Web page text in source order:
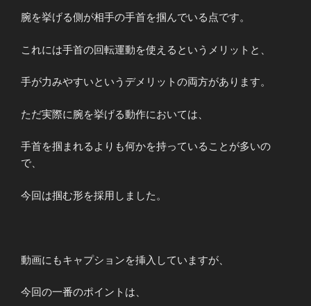
腕を挙げる側が相手の手首を掴んでいる点です。
これには手首の回転運動を使えるというメリットと、
手が力みやすいというデメリットの両方があります。
ただ実際に腕を挙げる動作においては、
手首を掴まれるよりも何かを持っていることが多いの
で、
今回は掴む形を採用しました。
動画にもキャプションを挿入していますが、
今回の一番のポイントは、